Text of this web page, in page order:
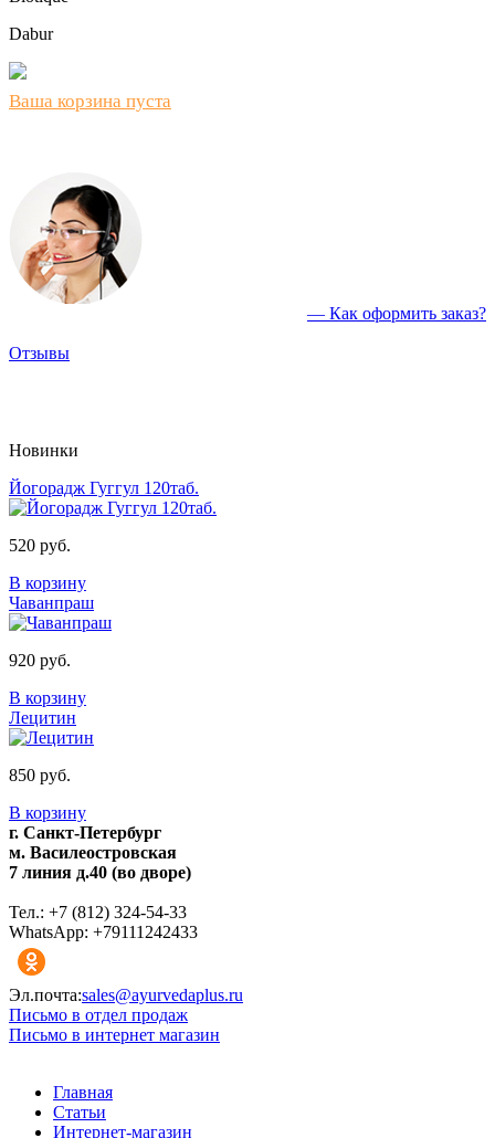
Dabur
Ваша корзина пуста
— Как оформить заказ?
Отзывы
Новинки
Йогорадж Гуггул 120таб.
520 руб.
В корзину
Чаванпраш
920 руб.
В корзину
Лецитин
850 руб.
В корзину
г. Санкт-Петербург
м. Василеостровская
7 линия д.40 (во дворе)
Тел.: +7 (812) 324-54-33
WhatsApp: +79111242433
Эл.почта:sales@ayurvedaplus.ru
Письмо в отдел продаж
Письмо в интернет магазин
Главная
Статьи
Интернет-магазин